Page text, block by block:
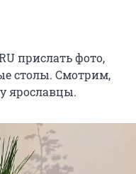
прислать фото,
столы. Смотрим,
ярославцы.